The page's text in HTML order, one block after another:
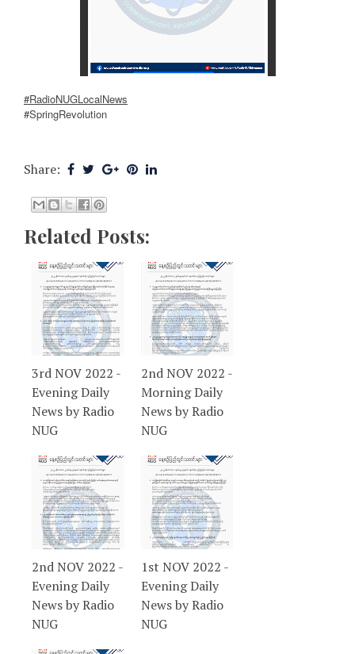
#RadioNUGLocalNews
#SpringRevolution
Share:
Related Posts:
3rd NOV 2022 -
Evening Daily
News by Radio
NUG
2nd NOV 2022 -
Morning Daily
News by Radio
NUG
2nd NOV 2022 -
Evening Daily
News by Radio
NUG
1st NOV 2022 -
Evening Daily
News by Radio
NUG